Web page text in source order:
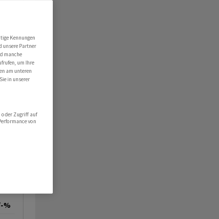
%
Kennungen
unsere Partner
manche
um Ihre
am unteren
in unserer
oder Zugriff auf
von